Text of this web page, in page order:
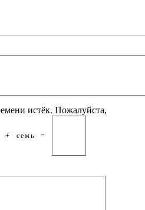
истёк. Пожалуйста,
+ семь =